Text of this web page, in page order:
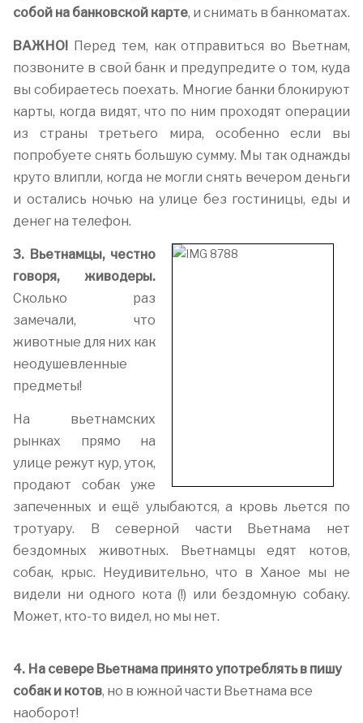
собой на банковской карте, и снимать в банкоматах.
ВАЖНО! Перед тем, как отправиться во Вьетнам,
позвоните в свой банк и предупредите о том, куда
вы собираетесь поехать. Многие банки блокируют
карты, когда видят, что по ним проходят операции
из страны третьего мира, особенно если вы
попробуете снять большую сумму. Мы так однажды
круто влипли, когда не могли снять вечером деньги
и остались ночью на улице без гостиницы, еды и
денег на телефон.
3. Вьетнамцы, честно
говоря, живодеры.
Сколько раз
замечали, что
животные для них как
неодушевленные
предметы!
На вьетнамских
рынках прямо на
улице режут кур, уток,
продают собак уже
запеченных и ещё улыбаются, а кровь льется по
тротуару. В северной части Вьетнама нет
бездомных животных. Вьетнамцы едят котов,
собак, крыс. Неудивительно, что в Ханое мы не
видели ни одного кота (!) или бездомную собаку.
Может, кто-то видел, но мы нет.
4. На севере Вьетнама принято употреблять в пишу
собак и котов, но в южной части Вьетнама все
наоборот!